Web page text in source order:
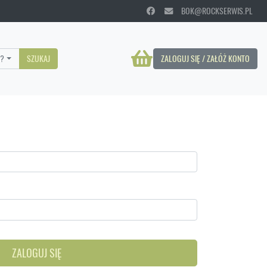
BOK@ROCKSERWIS.PL
ZALOGUJ SIĘ / ZAŁÓŻ KONTO
SZUKAJ
ZALOGUJ SIĘ